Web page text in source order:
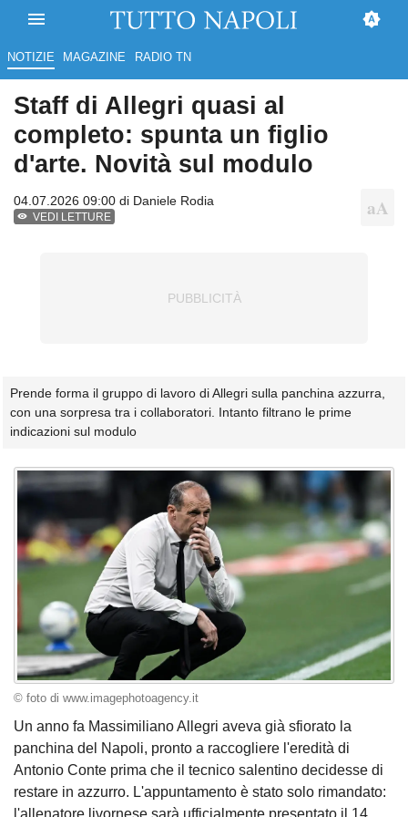
NOTIZIE MAGAZINE RADIO TN
Staff di Allegri quasi al
completo: spunta un figlio
d'arte. Novità sul modulo
04.07.2026 09:00 di Daniele Rodia
VEDI LETTURE
Prende forma il gruppo di lavoro di Allegri sulla panchina azzurra,
con una sorpresa tra i collaboratori. Intanto filtrano le prime
indicazioni sul modulo
© foto di www.imagephotoagency.it
Un anno fa Massimiliano Allegri aveva già sfiorato la
panchina del Napoli, pronto a raccogliere l'eredità di
Antonio Conte prima che il tecnico salentino decidesse di
restare in azzurro. L'appuntamento è stato solo rimandato: